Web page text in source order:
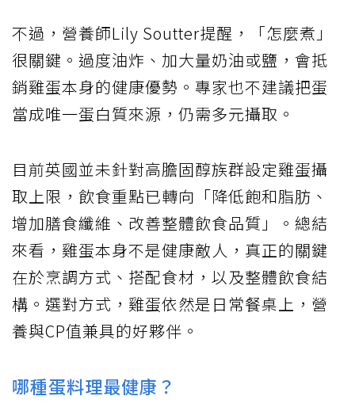
不過，營養師Lily Soutter提醒，「怎麼煮」
很關鍵。過度油炸、加大量奶油或鹽，會抵
銷雞蛋本身的健康優勢。專家也不建議把蛋
當成唯一蛋白質來源，仍需多元攝取。
目前英國並未針對高膽固醇族群設定雞蛋攝
取上限，飲食重點已轉向「降低飽和脂肪、
增加膳食纖維、改善整體飲食品質」。總結
來看，雞蛋本身不是健康敵人，真正的關鍵
在於烹調方式、搭配食材，以及整體飲食結
構。選對方式，雞蛋依然是日常餐桌上，營
養與CP值兼具的好夥伴。
哪種蛋料理最健康？